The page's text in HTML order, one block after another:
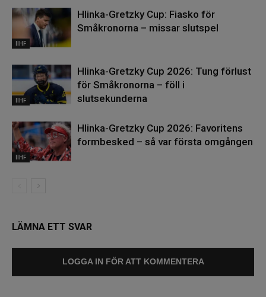
IIHF
Hlinka-Gretzky Cup: Fiasko för
Småkronorna – missar slutspel
IIHF
Hlinka-Gretzky Cup 2026: Tung förlust
för Småkronorna – föll i
slutsekunderna
IIHF
Hlinka-Gretzky Cup 2026: Favoritens
formbesked – så var första omgången
LÄMNA ETT SVAR
LOGGA IN FÖR ATT KOMMENTERA